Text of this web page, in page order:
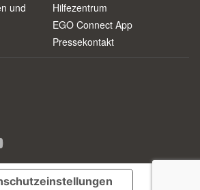
und
Hilfezentrum
EGO Connect App
Pressekontakt